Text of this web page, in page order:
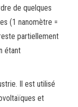
de quelques
(1 nanomètre =
partiellement
étant
Il est utilisé
et